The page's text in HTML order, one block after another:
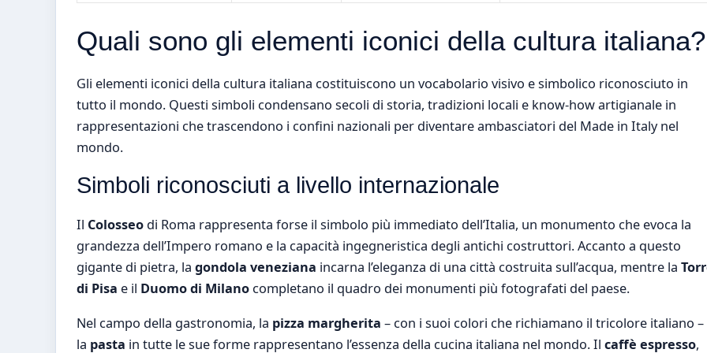
Quali sono gli elementi iconici della cultura italiana?
Gli elementi iconici della cultura italiana costituiscono un vocabolario visivo e simbolico riconosciuto in
tutto il mondo. Questi simboli condensano secoli di storia, tradizioni locali e know-how artigianale in
rappresentazioni che trascendono i confini nazionali per diventare ambasciatori del Made in Italy nel
mondo.
Simboli riconosciuti a livello internazionale
Il Colosseo di Roma rappresenta forse il simbolo più immediato dell’Italia, un monumento che evoca la
grandezza dell’Impero romano e la capacità ingegneristica degli antichi costruttori. Accanto a questo
gigante di pietra, la gondola veneziana incarna l’eleganza di una città costruita sull’acqua, mentre la
di Pisa e il Duomo di Milano completano il quadro dei monumenti più fotografati del paese.
Nel campo della gastronomia, la pizza margherita – con i suoi colori che richiamano il tricolore italiano –
la pasta in tutte le sue forme rappresentano l’essenza della cucina italiana nel mondo. Il caffè espresso,